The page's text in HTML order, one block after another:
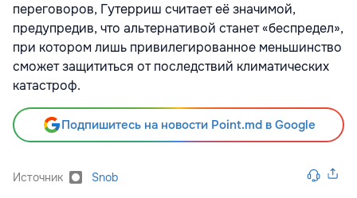
переговоров, Гутерриш считает её значимой,
предупредив, что альтернативой станет «беспредел»,
при котором лишь привилегированное меньшинство
сможет защититься от последствий климатических
катастроф.
Подпишитесь на новости Point.md в Google
Источник Snob